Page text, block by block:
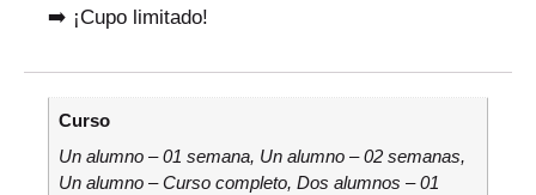
➡️ ¡Cupo limitado!
Curso
Un alumno – 01 semana, Un alumno – 02 semanas,
Un alumno – Curso completo, Dos alumnos – 01